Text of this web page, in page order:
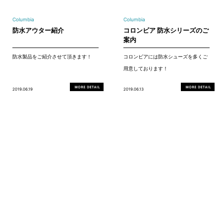
Columbia
防水アウター紹介
防水製品をご紹介させて頂きます！
2019.06.19
Columbia
コロンビア 防水シリーズのご
案内
コロンビアには防水シューズを多くご
用意しております！
2019.06.13